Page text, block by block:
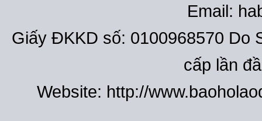
Email:
Giấy ĐKKD số: 0100968570 Do
cấp lần
Website: http://